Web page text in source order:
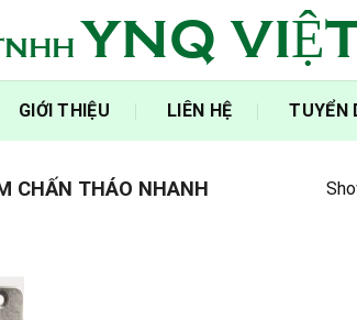
YNQ
GIỚI THIỆU LIÊN HỆ TUYỂN
CHẤN THÁO NHANH